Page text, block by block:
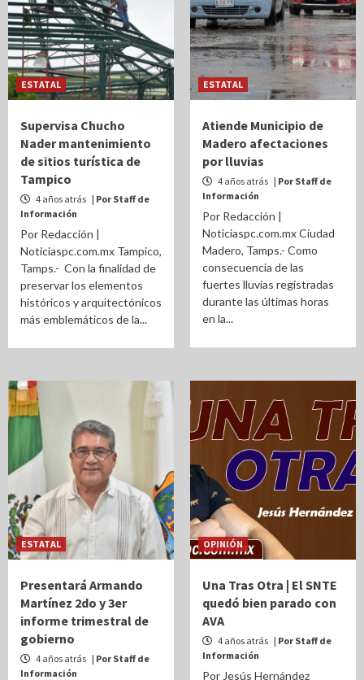
ESTATAL
Supervisa Chucho
Nader mantenimiento
de sitios turística de
Tampico
4 años atrás | Por Staff de
Información
Por Redacción |
Noticiaspc.com.mx Tampico,
Tamps.- Con la finalidad de
preservar los elementos
históricos y arquitectónicos
más emblemáticos de la...
ESTATAL
Atiende Municipio de
Madero afectaciones
por lluvias
4 años atrás | Por Staff de
Información
Por Redacción |
Noticiaspc.com.mx Ciudad
Madero, Tamps.- Como
consecuencia de las
fuertes lluvias registradas
durante las últimas horas
en la...
ESTATAL
Presentará Armando
Martínez 2do y 3er
informe trimestral de
gobierno
4 años atrás | Por Staff de
Información
OPINIÓN
Una Tras Otra | El SNTE
quedó bien parado con
AVA
4 años atrás | Por Staff de
Información
Por Jesús Hernández